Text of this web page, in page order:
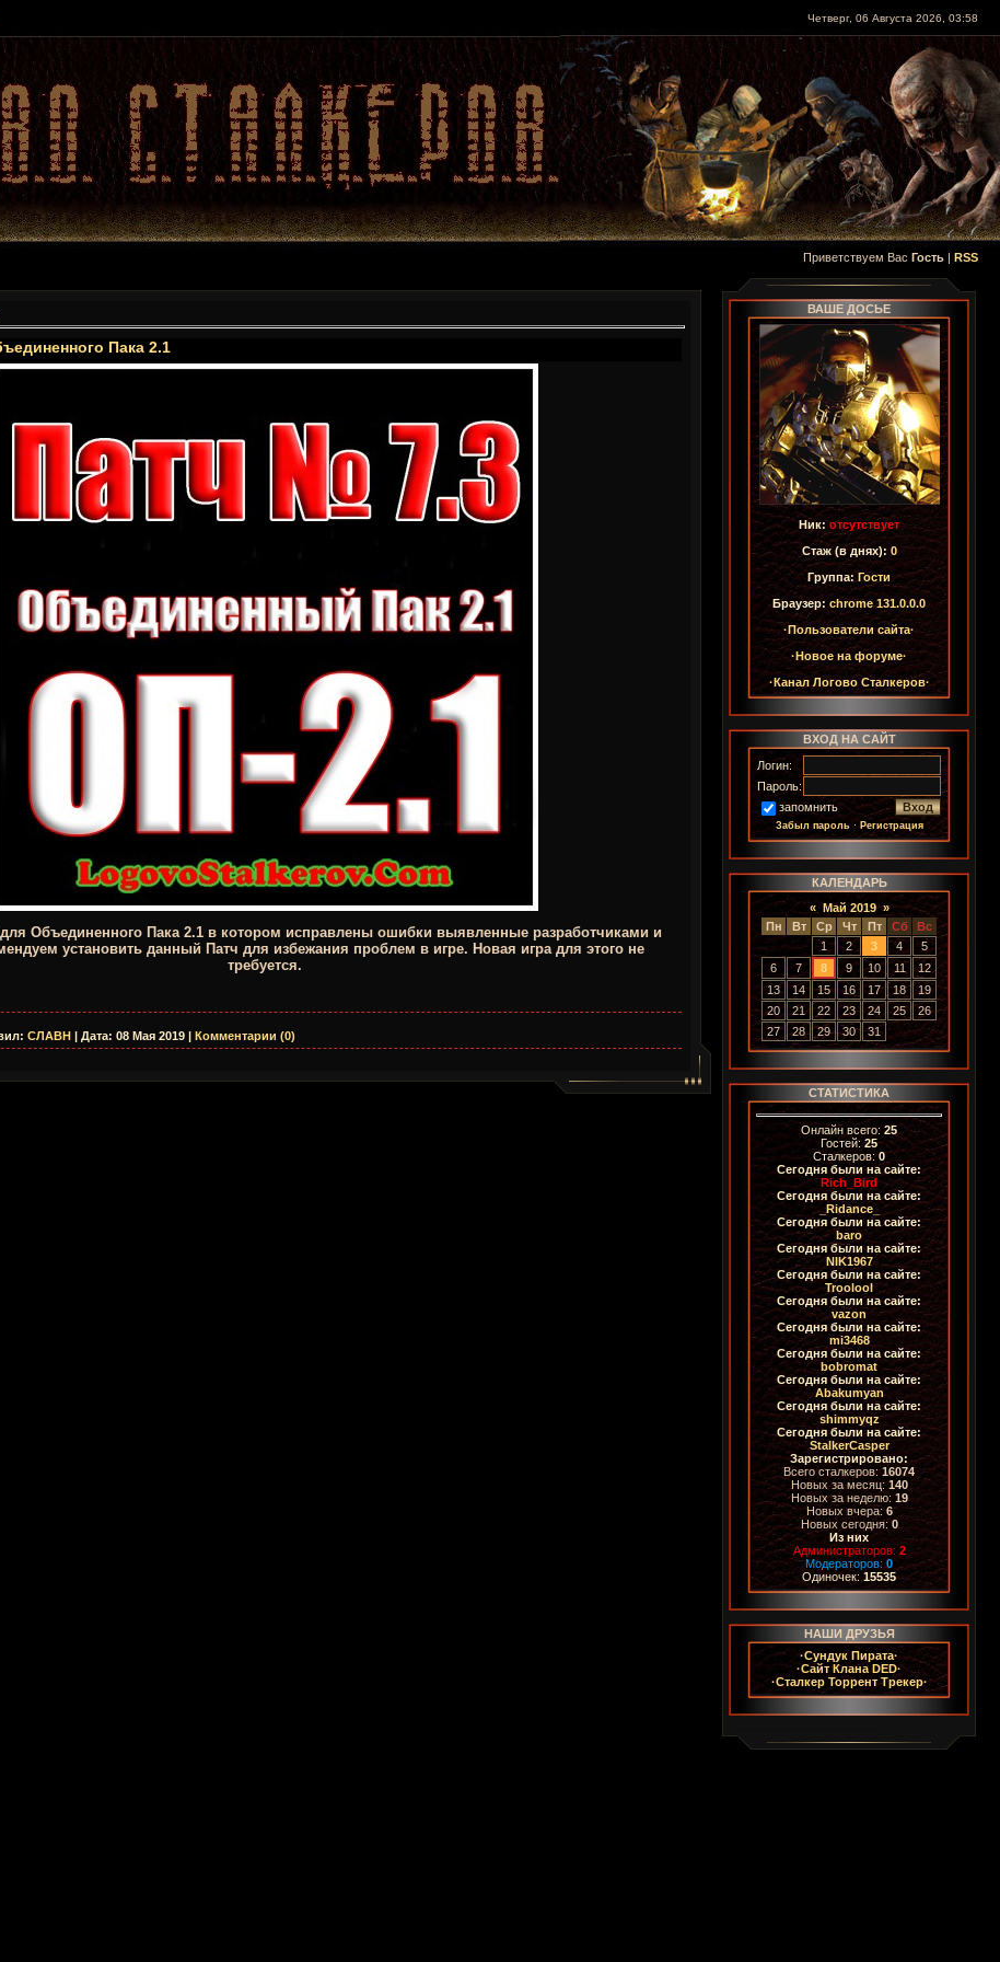
Четверг, 06 Августа 2026, 03:58
Приветствуем Вас Гость | RSS
Пака 2.1
Объединенного Пака 2.1 в котором исправлены ошибки выявленные разработчиками и
установить данный Патч для избежания проблем в игре. Новая игра для этого не
требуется.
СЛАВН | Дата: 08 Мая 2019 | Комментарии (0)
ВАШЕ ДОСЬЕ
Ник:отсутствует
Стаж (в днях): 0
Группа: Гости
Браузер: chrome 131.0.0.0
·Пользователи сайта·
·Новое на форуме·
·Канал Логово Сталкеров·
ВХОД НА САЙТ
Логин:
Пароль:
запомнить
Забыл пароль·Регистрация
КАЛЕНДАРЬ
« Май 2019 »
Пн
Вт Ср Чт Пт Сб
Вс
1
2 3 4
5
6
7 8 9 10 11
12
13
14 15 16 17 18
19
20
21 22 23 24 25
26
27
28 29 30 31
СТАТИСТИКА
Онлайн всего:25
Гостей:25
Сталкеров: 0
Сегодня были на сайте:
Rich_Bird
Сегодня были на сайте:
_Ridance_
Сегодня были на сайте:
baro
Сегодня были на сайте:
NIK1967
Сегодня были на сайте:
Troolool
Сегодня были на сайте:
vazon
Сегодня были на сайте:
mi3468
Сегодня были на сайте:
bobromat
Сегодня были на сайте:
Abakumyan
Сегодня были на сайте:
shimmyqz
Сегодня были на сайте:
StalkerCasper
Зарегистрировано:
Всего сталкеров:16074
Новых за месяц: 140
Новых за неделю: 19
Новых вчера:6
Новых сегодня:0
Из них
Администраторов: 2
Модераторов: 0
Одиночек: 15535
НАШИ ДРУЗЬЯ
·Сундук Пирата·
·Сайт Клана DED·
·Сталкер Торрент Трекер·